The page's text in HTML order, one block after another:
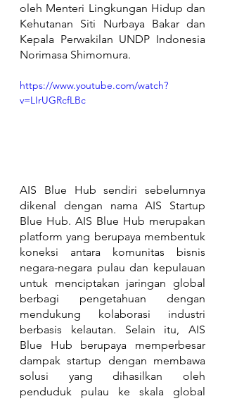
oleh Menteri Lingkungan Hidup dan
Kehutanan Siti Nurbaya Bakar dan
Kepala Perwakilan UNDP Indonesia
Norimasa Shimomura.
https://www.youtube.com/watch?
v=LIrUGRcfLBc
AIS Blue Hub sendiri sebelumnya
dikenal dengan nama AIS Startup
Blue Hub. AIS Blue Hub merupakan
platform yang berupaya membentuk
koneksi antara komunitas bisnis
negara-negara pulau dan kepulauan
untuk menciptakan jaringan global
berbagi pengetahuan dengan
mendukung kolaborasi industri
berbasis kelautan. Selain itu, AIS
Blue Hub berupaya memperbesar
dampak startup dengan membawa
solusi yang dihasilkan oleh
penduduk pulau ke skala global